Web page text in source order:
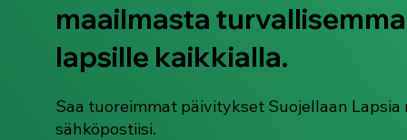
Ohjeistus: Neurokirjon
lasten ja nuorten
digiturvataitojen
tukeminen
maailmasta
lapsille kaikkialla.
Saa tuoreimmat päivitykset Suojellaan Lapsia
sähköpostiisi.